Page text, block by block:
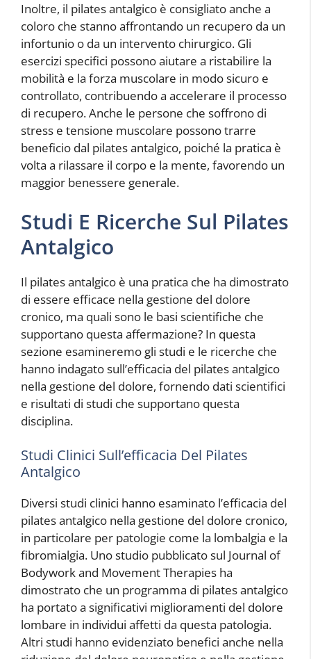
Inoltre, il pilates antalgico è consigliato anche a
coloro che stanno affrontando un recupero da un
infortunio o da un intervento chirurgico. Gli
esercizi specifici possono aiutare a ristabilire la
mobilità e la forza muscolare in modo sicuro e
controllato, contribuendo a accelerare il processo
di recupero. Anche le persone che soffrono di
stress e tensione muscolare possono trarre
beneficio dal pilates antalgico, poiché la pratica è
volta a rilassare il corpo e la mente, favorendo un
maggior benessere generale.
Studi E Ricerche Sul Pilates
Antalgico
Il pilates antalgico è una pratica che ha dimostrato
di essere efficace nella gestione del dolore
cronico, ma quali sono le basi scientifiche che
supportano questa affermazione? In questa
sezione esamineremo gli studi e le ricerche che
hanno indagato sull’efficacia del pilates antalgico
nella gestione del dolore, fornendo dati scientifici
e risultati di studi che supportano questa
disciplina.
Studi Clinici Sull’efficacia Del Pilates
Antalgico
Diversi studi clinici hanno esaminato l’efficacia del
pilates antalgico nella gestione del dolore cronico,
in particolare per patologie come la lombalgia e la
fibromialgia. Uno studio pubblicato sul Journal of
Bodywork and Movement Therapies ha
dimostrato che un programma di pilates antalgico
ha portato a significativi miglioramenti del dolore
lombare in individui affetti da questa patologia.
Altri studi hanno evidenziato benefici anche nella